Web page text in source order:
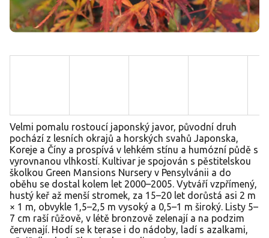
Velmi pomalu rostoucí japonský javor, původní druh
pochází z lesních okrajů a horských svahů Japonska,
Koreje a Číny a prospívá v lehkém stínu a humózní půdě s
vyrovnanou vlhkostí. Kultivar je spojován s pěstitelskou
školkou Green Mansions Nursery v Pensylvánii a do
oběhu se dostal kolem let 2000–2005. Vytváří vzpřímený,
hustý keř až menší stromek, za 15–20 let dorůstá asi 2 m
× 1 m, obvykle 1,5–2,5 m vysoký a 0,5–1 m široký. Listy 5–
7 cm raší růžově, v létě bronzově zelenají a na podzim
červenají. Hodí se k terase i do nádoby, ladí s azalkami,